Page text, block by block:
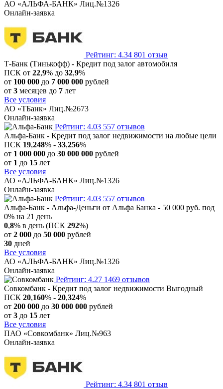
АО «АЛЬФА-БАНК» Лиц.№1326
Онлайн-заявка
Рейтинг: 4.34 801 отзыв
Т-Банк (Тинькофф) - Кредит под залог автомобиля
ПСК от 22,9% до 32,9%
от 100 000 до 7 000 000 рублей
от 3 месяцев до 7 лет
Все условия
АО «ТБанк» Лиц.№2673
Онлайн-заявка
Рейтинг: 4.03 557 отзывов
Альфа-Банк - Кредит под залог недвижимости на любые цели
ПСК 19,248% - 33,256%
от 1 000 000 до 30 000 000 рублей
от 1 до 15 лет
Все условия
АО «АЛЬФА-БАНК» Лиц.№1326
Онлайн-заявка
Рейтинг: 4.03 557 отзывов
Альфа-Банк - Альфа-Деньги от Альфа Банка - 50 000 руб. под
0% на 21 день
0,8% в день (ПСК 292%)
от 2 000 до 50 000 рублей
30 дней
Все условия
АО «АЛЬФА-БАНК» Лиц.№1326
Онлайн-заявка
Рейтинг: 4.27 1469 отзывов
Совкомбанк - Кредит под залог недвижимости Выгодный
ПСК 20,160% - 20,324%
от 200 000 до 30 000 000 рублей
от 3 до 15 лет
Все условия
ПАО «Совкомбанк» Лиц.№963
Онлайн-заявка
Рейтинг: 4.34 801 отзыв